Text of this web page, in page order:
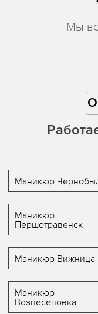
Мы
Маникюр
Маникюр
Першотравенск
Маникюр Вижница
Маникюр
Вознесеновка